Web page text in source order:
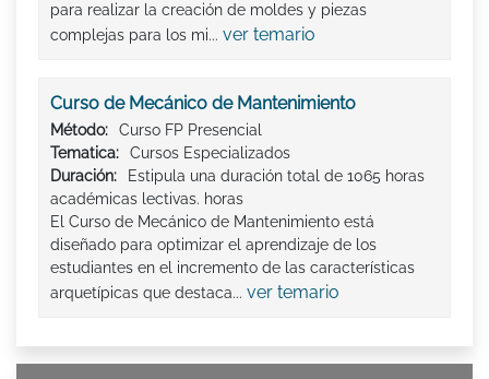
para realizar la creación de moldes y piezas
complejas para los mi... ver temario
Curso de Mecánico de Mantenimiento
Método:
Curso FP Presencial
Tematica:
Cursos Especializados
Duración:
Estipula una duración total de 1065 horas
académicas lectivas. horas
El Curso de Mecánico de Mantenimiento está
diseñado para optimizar el aprendizaje de los
estudiantes en el incremento de las características
arquetípicas que destaca... ver temario